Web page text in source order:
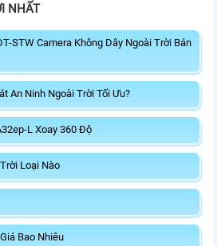
NHẤT
STW Camera Không Dây Ngoài Trời Bán
An Ninh Ngoài Trời Tối Ưu?
L Xoay 360 Độ
Loại Nào
Bao Nhiêu